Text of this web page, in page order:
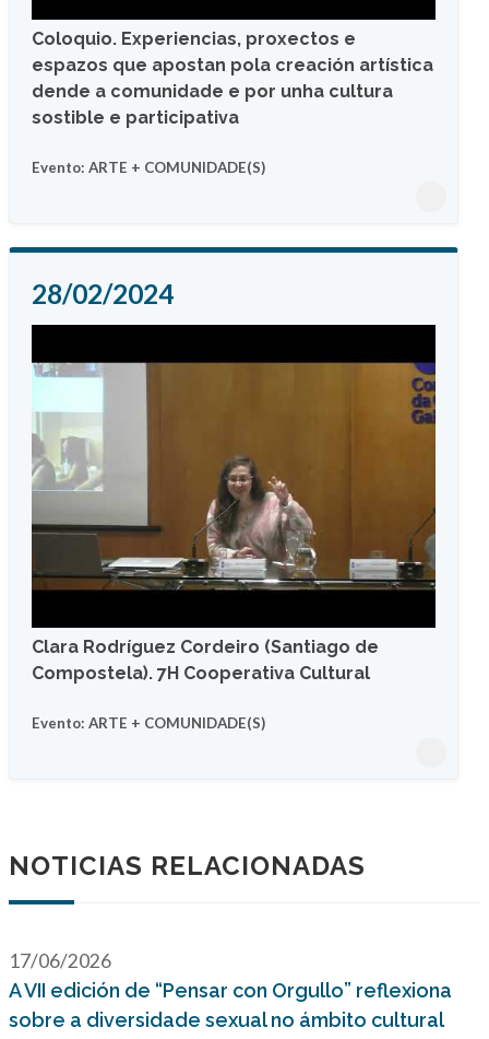
Coloquio. Experiencias, proxectos e
espazos que apostan pola creación artística
dende a comunidade e por unha cultura
sostible e participativa
Evento: ARTE + COMUNIDADE(S)
28/02/2024
Clara Rodríguez Cordeiro (Santiago de
Compostela). 7H Cooperativa Cultural
Evento: ARTE + COMUNIDADE(S)
NOTICIAS RELACIONADAS
17/06/2026
A VII edición de “Pensar con Orgullo” reflexiona
sobre a diversidade sexual no ámbito cultural